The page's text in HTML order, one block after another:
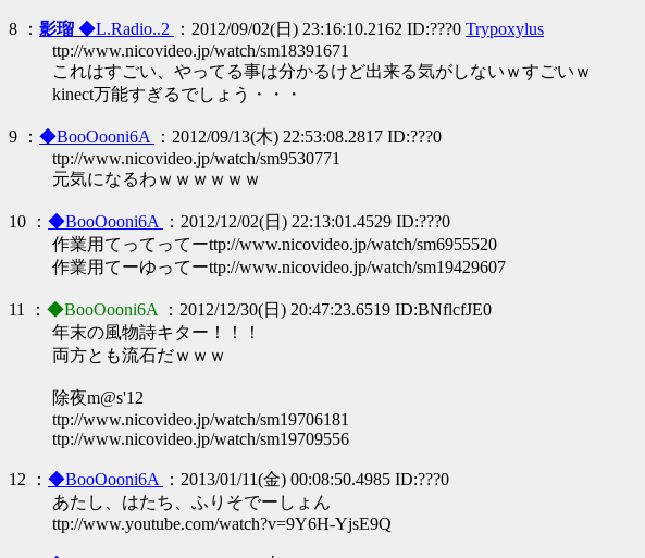
8 ： 影瑠 ◆L.Radio..2 ：2012/09/02(日) 23:16:10.2162 ID:???0 Trypoxylus
ttp://www.nicovideo.jp/watch/sm18391671
これはすごい、やってる事は分かるけど出来る気がしないｗすごいｗ
kinect万能すぎるでしょう・・・
9 ： ◆BooOooni6A ：2012/09/13(木) 22:53:08.2817 ID:???0
ttp://www.nicovideo.jp/watch/sm9530771
元気になるわｗｗｗｗｗｗ
10 ： ◆BooOooni6A ：2012/12/02(日) 22:13:01.4529 ID:???0
作業用てってってーttp://www.nicovideo.jp/watch/sm6955520
作業用てーゆってーttp://www.nicovideo.jp/watch/sm19429607
11 ： ◆BooOooni6A ：2012/12/30(日) 20:47:23.6519 ID:BNflcfJE0
年末の風物詩キター！！！
両方とも流石だｗｗｗ
除夜m@s'12
ttp://www.nicovideo.jp/watch/sm19706181
ttp://www.nicovideo.jp/watch/sm19709556
12 ： ◆BooOooni6A ：2013/01/11(金) 00:08:50.4985 ID:???0
あたし、はたち、ふりそでーしょん
ttp://www.youtube.com/watch?v=9Y6H-YjsE9Q